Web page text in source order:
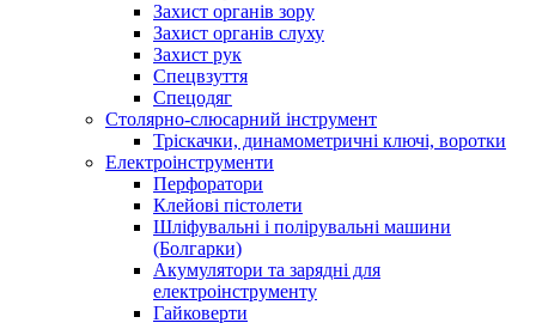
Захист органів зору
Захист органів слуху
Захист рук
Спецвзуття
Спецодяг
Столярно-слюсарний інструмент
Тріскачки, динамометричні ключі, воротки
Електроінструменти
Перфоратори
Клейові пістолети
Шліфувальні і полірувальні машини
(Болгарки)
Акумулятори та зарядні для
електроінструменту
Гайковерти